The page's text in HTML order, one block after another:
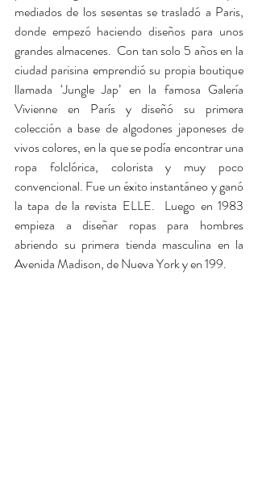
mediados de los sesentas se trasladó a Paris,
donde empezó haciendo diseños para unos
grandes almacenes.  Con tan solo 5 años en la
ciudad parisina emprendió su propia boutique
llamada ‘Jungle Jap’ en la famosa Galería
Vivienne en París y diseñó su primera
colección a base de algodones japoneses de
vivos colores, en la que se podía encontrar una
ropa folclórica, colorista y muy poco
convencional. Fue un éxito instantáneo y ganó
la tapa de la revista ELLE.  Luego en 1983
empieza a diseñar ropas para hombres
abriendo su primera tienda masculina en la
Avenida Madison, de Nueva York y en 199.